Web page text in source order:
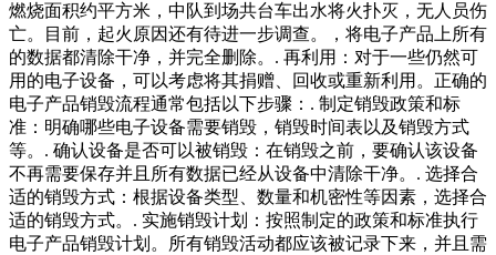
燃烧面积约平方米，中队到场共台车出水将火扑灭，无人员伤
亡。目前，起火原因还有待进一步调查。，将电子产品上所有
的数据都清除干净，并完全删除。. 再利用：对于一些仍然可
用的电子设备，可以考虑将其捐赠、回收或重新利用。正确的
电子产品销毁流程通常包括以下步骤：. 制定销毁政策和标
准：明确哪些电子设备需要销毁，销毁时间表以及销毁方式
等。. 确认设备是否可以被销毁：在销毁之前，要确认该设备
不再需要保存并且所有数据已经从设备中清除干净。. 选择合
适的销毁方式：根据设备类型、数量和机密性等因素，选择合
适的销毁方式。. 实施销毁计划：按照制定的政策和标准执行
电子产品销毁计划。所有销毁活动都应该被记录下来，并且需